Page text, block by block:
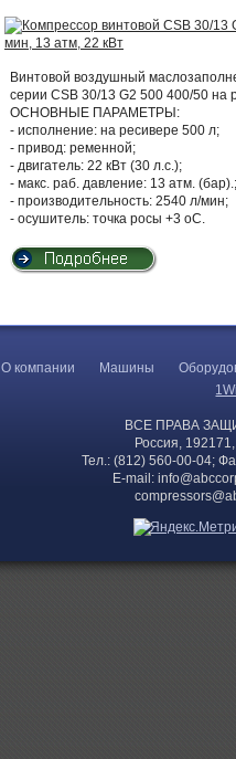
Винтовой воздушный
серии CSB 30/13 G2 500 400/50
ОСНОВНЫЕ ПАРАМЕТРЫ:
- исполнение: на ресивере 500 л;
- привод: ременной;
- двигатель: 22 кВт (30 л.с.);
- макс. раб. давление: 13 атм. (бар).;
- производительность: 2540 л/мин;
- осушитель: точка росы +3 оС.
О компании Машины
ВСЕ ПРАВА
Россия,
Тел.: (812) 560-00-04;
E-mail: